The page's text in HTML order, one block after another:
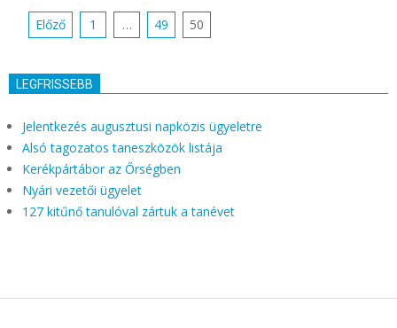
Bejegyzés
Előző 1 … 49 50
LEGFRISSEBB
Jelentkezés augusztusi napközis ügyeletre
Alsó tagozatos taneszközök listája
Kerékpártábor az Őrségben
Nyári vezetői ügyelet
127 kitűnő tanulóval zártuk a tanévet